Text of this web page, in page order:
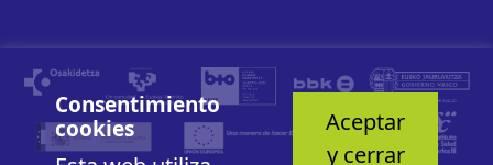
Consentimiento
cookies
Aceptar
y cerrar